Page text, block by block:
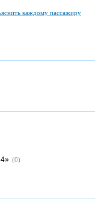
каждому пассажиру
(0)